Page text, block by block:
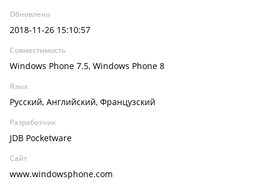
Обновлено
2018-11-26 15:10:57
Совместимость
Windows Phone 7.5, Windows Phone 8
Язык
Русский, Английский, Французский
Разработчик
JDB Pocketware
Сайт
www.windowsphone.com